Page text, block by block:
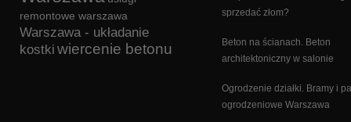
remontowe warszawa
Warszawa - układanie
kostki wiercenie betonu
sprzedać złom?
Beton na ścianach. Beton
architektoniczny w salonie
Ogrodzenie działki. Bramy i
ogrodzeniowe Warszawa